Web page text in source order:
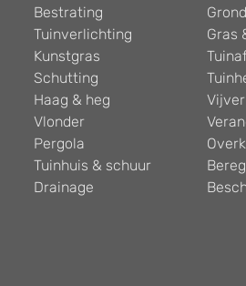
Bestrating
Tuinverlichting
Gras
Kunstgras
Schutting
Haag & heg
Vijver
Vlonder
Pergola
Tuinhuis & schuur
Drainage